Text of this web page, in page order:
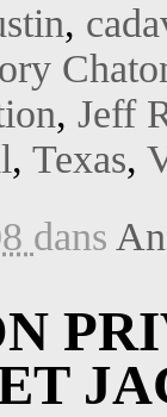
,
, Jeff
, Texas,
dans